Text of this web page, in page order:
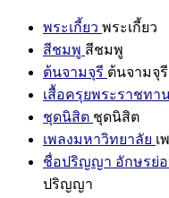
พระเกี้ยว พระเกี้ยว
สีชมพู สีชมพู
ต้นจามจุรี ต้นจามจุรี
เสื้อครุยพระราชทา
ชุดนิสิต ชุดนิสิต
เพลงมหาวิทยาลัย เ
ชื่อปริญญา อักษรย่
ปริญญา